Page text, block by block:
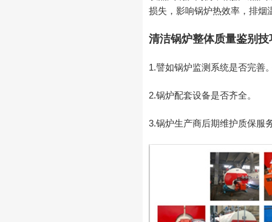
损失，影响锅炉热效率，排烟
清洁锅炉整体质量鉴别
1.譬如锅炉监测系统是否完善
2.锅炉配套设备是否齐全。
3.锅炉生产商后期维护质保服